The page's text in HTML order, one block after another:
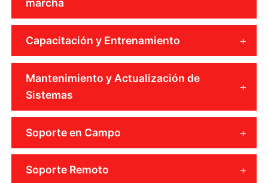
marcha
Capacitación y Entrenamiento
Mantenimiento y Actualización de
Sistemas
Soporte en Campo
Soporte Remoto